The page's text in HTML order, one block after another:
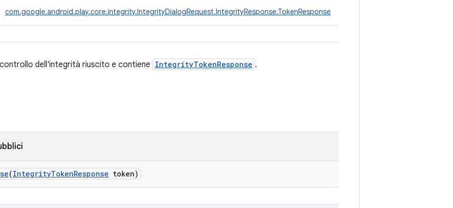
com.google.android.play.core.integrity.IntegrityDialogRequest.IntegrityResponse.TokenResponse
dell'integrità riuscito e contiene IntegrityTokenResponse .
(IntegrityTokenResponse token)